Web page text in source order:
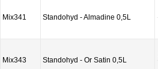
Mix341 Standohyd - Almadine 0,5L
Mix343 Standohyd - Or Satin 0,5L